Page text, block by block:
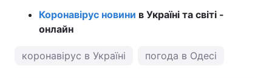
Коронавірус новини в Україні та світі -
онлайн
коронавірус в Україні погода в Одесі